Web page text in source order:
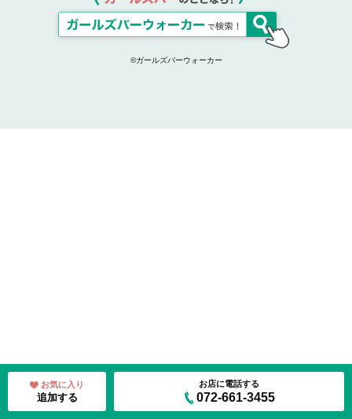
お気に入り
追加する
お店に電話する
072-661-3455
©ガールズバーウォーカー